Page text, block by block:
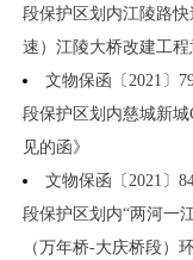
段保护区划内江陵路
速）江陵大桥改建工程
文物保函〔2021〕
段保护区划内慈城新城
见的函》
文物保函〔2021〕
段保护区划内“两河一
（万年桥-大庆桥段）